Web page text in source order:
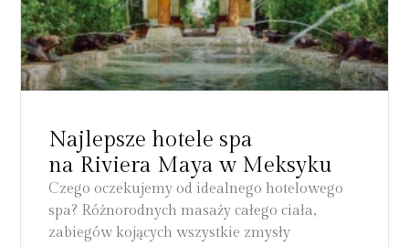
Najlepsze hotele spa
na Riviera Maya w Meksyku
Czego oczekujemy od idealnego hotelowego
spa? Różnorodnych masaży całego ciała,
zabiegów kojących wszystkie zmysły